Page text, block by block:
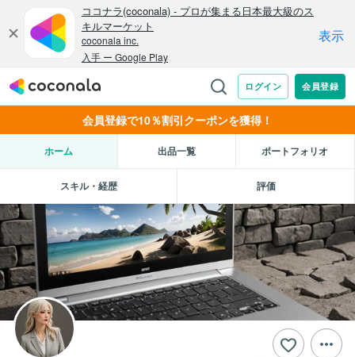
会員登録で10％割引クーポンを獲得！
ホーム 出品一覧 ポートフォリオ
スキル・経歴 評価